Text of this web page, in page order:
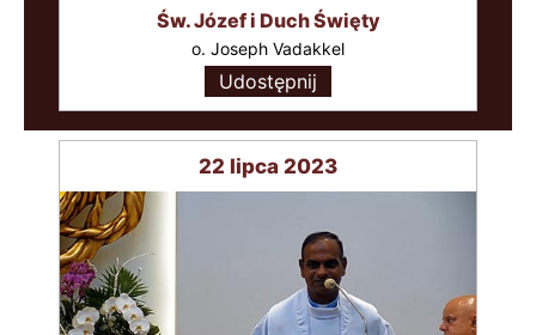
Św. Józef i Duch Święty
o. Joseph Vadakkel
Udostępnij
22 lipca 2023